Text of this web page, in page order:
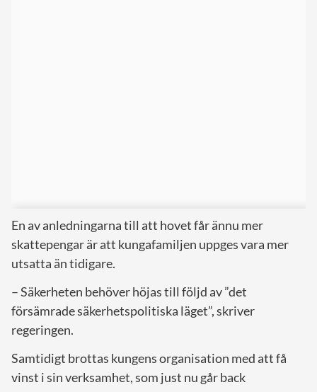
En av anledningarna till att hovet får ännu mer
skattepengar är att kungafamiljen uppges vara mer
utsatta än tidigare.
– Säkerheten behöver höjas till följd av ”det
försämrade säkerhetspolitiska läget”, skriver
regeringen.
Samtidigt brottas kungens organisation med att få
vinst i sin verksamhet, som just nu går back